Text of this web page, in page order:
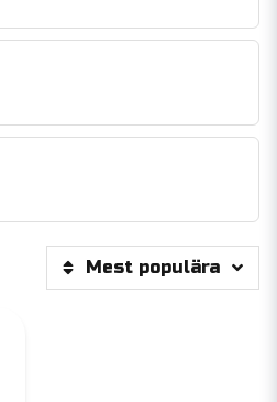
Mest populära